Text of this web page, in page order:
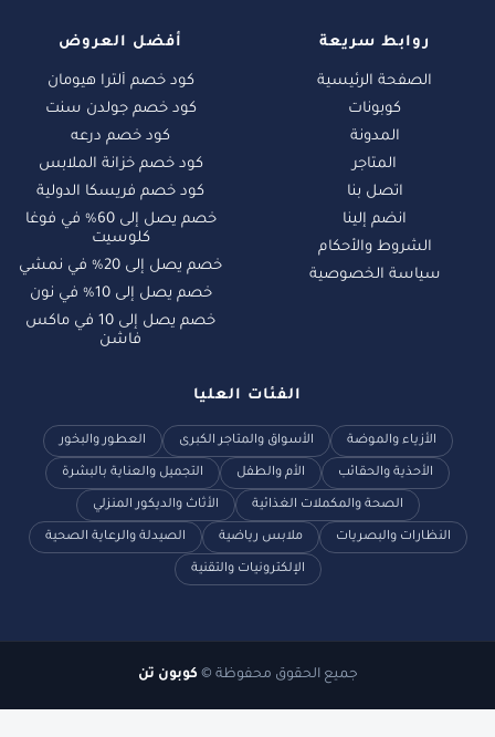
روابط سريعة
الصفحة الرئيسية
كوبونات
المدونة
المتاجر
اتصل بنا
انضم إلينا
الشروط والأحكام
سياسة الخصوصية
أفضل العروض
كود خصم ألترا هيومان
كود خصم جولدن سنت
كود خصم درعه
كود خصم خزانة الملابس
كود خصم فريسكا الدولية
خصم يصل إلى 60% في فوغا
كلوسيت
خصم يصل إلى 20% في نمشي
خصم يصل إلى 10% في نون
خصم يصل إلى 10 في ماكس
فاشن
الفئات العليا
الأزياء والموضة الأسواق والمتاجر الكبرى العطور والبخور
الأحذية والحقائب الأم والطفل التجميل والعناية بالبشرة
الصحة والمكملات الغذائية الأثاث والديكور المنزلي
النظارات والبصريات ملابس رياضية الصيدلة والرعاية الصحية
الإلكترونيات والتقنية
جميع الحقوق محفوظة ©كوبون تن